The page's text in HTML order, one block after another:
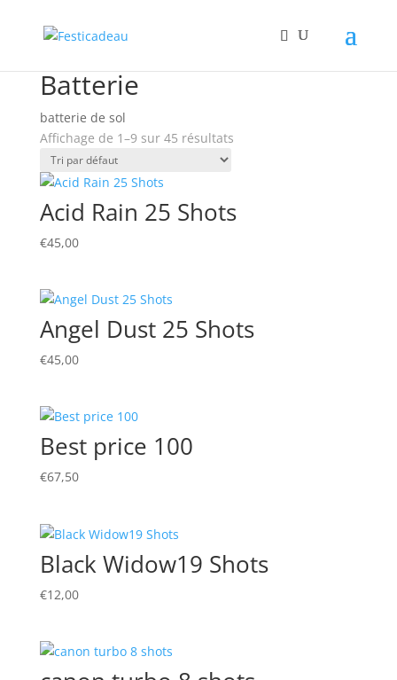
Batterie
batterie de sol
Affichage de 1–9 sur 45 résultats
Acid Rain 25 Shots
€45,00
Angel Dust 25 Shots
€45,00
Best price 100
€67,50
Black Widow19 Shots
€12,00